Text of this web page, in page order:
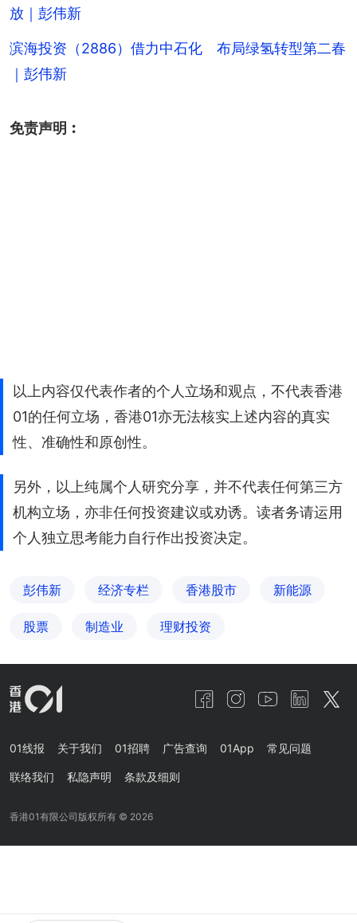
放｜彭伟新
滨海投资（2886）借力中石化 布局绿氢转型第二春
｜彭伟新
免责声明︰
以上内容仅代表作者的个人立场和观点，不代表香港
01的任何立场，香港01亦无法核实上述内容的真实
性、准确性和原创性。
另外，以上纯属个人研究分享，并不代表任何第三方
机构立场，亦非任何投资建议或劝诱。读者务请运用
个人独立思考能力自行作出投资决定。
彭伟新 经济专栏 香港股市 新能源
股票 制造业 理财投资
01线报 关于我们 01招聘 广告查询 01App 常见问题
联络我们 私隐声明 条款及细则
香港01有限公司版权所有 © 2026